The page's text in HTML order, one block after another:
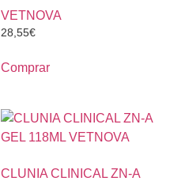
VETNOVA
28,55€
Comprar
CLUNIA CLINICAL ZN-A